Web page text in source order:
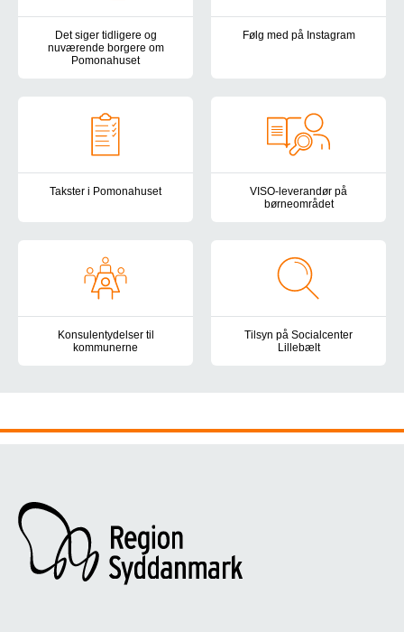
Det siger tidligere og
nuværende borgere om
Pomonahuset
Følg med på Instagram
Takster i Pomonahuset
VISO-leverandør på
børneområdet
Konsulentydelser til
kommunerne
Tilsyn på Socialcenter
Lillebælt